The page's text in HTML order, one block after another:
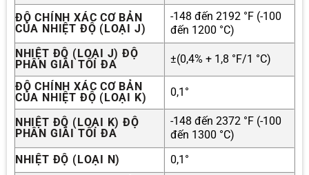
ĐỘ CHÍNH XÁC CƠ BẢN
CỦA NHIỆT ĐỘ (LOẠI J)
-148 đến 2192 °F (-100
đến 1200 °C)
NHIỆT ĐỘ (LOẠI J) ĐỘ
PHÂN GIẢI TỐI ĐA
±(0,4% + 1,8 °F/1 °C)
ĐỘ CHÍNH XÁC CƠ BẢN
CỦA NHIỆT ĐỘ (LOẠI K)
0,1°
NHIỆT ĐỘ (LOẠI K) ĐỘ
PHÂN GIẢI TỐI ĐA
-148 đến 2372 °F (-100
đến 1300 °C)
NHIỆT ĐỘ (LOẠI N)
0,1°